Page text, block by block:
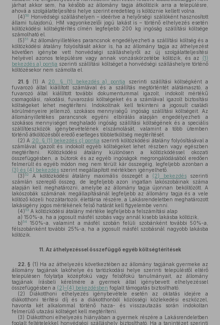
járhat akkor sem, ha később az állomány tagja átköltözik arra a településre,
ahová a szolgálatteljesítési helye szerint eredetileg is költöznie kellett volna.
(4)50 Honvédségi szálláshelyen – ideértve a helyőrségi szállóként hasznosított
állami tulajdonú, HM vagyonkezelői jogú lakást is – történő elhelyezés esetén
költözködési költségtérítés címén legfeljebb 200 kg ingóság szállítási költsége
számolható el.
(5)51 Az állományilletékes parancsnok engedélyezheti a szállítási költség és a
költözködési átalány folyósítását akkor is, ha az állomány tagja az áthelyezést
követően igénybe vett honvédségi szálláshelyről az új szolgálatteljesítési
helyével azonos településre vagy annak vonzáskörzetébe költözik, és az (1)
bekezdés a) pontja szerinti szállítási költséget a honvédségi szálláshelyre történő
költözésekor nem számolta el.
21. § (1) A 20. § (1) bekezdés a) pontja szerinti szállítási költségként a
fuvarozó által kiállított számlával és a szállítás megtörténtét alátámasztó, a
fuvarozó által kiállított további dokumentummal igazolt, indokolt mértékű
csomagolási, rakodási, fuvarozási költségeket és a számlával igazolt biztosítási
költségeket lehet megtéríteni. Indokoltnak kell tekinteni a jogosult családi
körülményeire jellemző, szokásos mennyiségű ingóság szállítási költségeit. Az
állományilletékes parancsnok egyéni elbírálás alapján engedélyezheti a
szokásos mennyiséget meghaladó ingóság szállítási költségének és a speciális
szállítóeszközök igénybevételének elszámolását, valamint a több ütemben
történő átköltözésből eredő esetleges többletköltség megtérítését.
(2) A 20. § (1) bekezdés c) pontja szerinti költözködési átalány folyósításával a
számlával igazolt és indokolt egyéb költségeket lehet részben vagy egészben
megtéríteni. Költözködési átalány különösen a költözködéssel okozati
összefüggésben, a bútorok és az egyéb ingóságok megrongálódásából eredően
felmerült és egyéb módon meg nem térült kár összegéig, legfeljebb azonban a
(3) és (4) bekezdés szerint megállapított mértékben igényelhető.
(3)52 A költözködési átalány maximális összegét a (2) bekezdésszerinti
számlán szereplő összeg, de legfeljebb azon ingatlan lakószobáinak száma
alapján kell meghatározni, amelybe az állomány tagja újonnan beköltözött. A
lakószobák számának megállapításánál legfeljebb az állomány tagja és a vele
költöző közeli hozzátartozói, élettársa részére, a Lakásrendeletben meghatározott
lakásigény jogos mértékének felső határát kell figyelembe venni.
(4)53 A költözködési átalány mértéke legfeljebb a felszámítási alap
a) 150%-a, ha a jogosult másfél szobás vagy annál kisebb lakásba költözik,
b)54
150%-a, valamint a másfél szobán felüli szobánként további 50%-a,
félszobánként további 25%-a, ha a jogosult másfél szobásnál nagyobb lakásba
költözik.
11. Az áthelyezéssel összefüggő egyéb költségtérítések
22. § (1) Ha az áthelyezés következtében az állomány tagjának gyermeke az
állomány tagjának lakóhelye és tartózkodási helye szerinti településtől eltérő
településen folytatja középfokú vagy felsőfokú tanulmányait, az állomány
tagjának írásbeli kérelmére a gyermek által igénybevett elhelyezéssel
összefüggésben a (2)–(4) bekezdésben foglalt támogatás biztosítható.
(2) Diákotthoni elhelyezés igénybevétele esetén az oktatás idejére a
diákotthoni térítési díj és a diákotthonból közösségi közlekedési eszközzel,
havonta két alkalommal történő haza- és visszautazás során indokoltan
felmerülő utazási költséget kell megtéríteni.
(3) Diákotthoni elhelyezés hiányában a gyermek részére a Lakásrendeletben
foglalt feltételekkel honvédségi szálláshely biztosítható. Ha a tanintézet szerinti